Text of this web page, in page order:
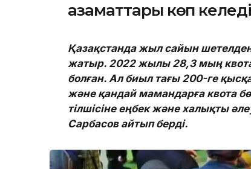
азаматтары көп келеді
Қазақстанда жыл сайын
жатыр. 2022 жылы 28,3 мың
болған. Ал биыл тағы 200-ге
және қандай мамандарға квота
тілшісіне еңбек және халықты
Сарбасов айтып берді.